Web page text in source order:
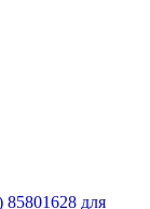
85801628 для